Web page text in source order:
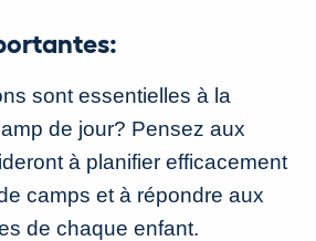
sont essentielles à la
de jour? Pensez aux
à planifier efficacement
camps et à répondre aux
de chaque enfant.